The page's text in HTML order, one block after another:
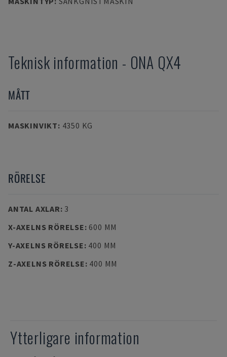
Teknisk information - ONA QX4
MÅTT
MASKINVIKT: 4350 KG
RÖRELSE
ANTAL AXLAR: 3
X-AXELNS RÖRELSE: 600 MM
Y-AXELNS RÖRELSE: 400 MM
Z-AXELNS RÖRELSE: 400 MM
Ytterligare information